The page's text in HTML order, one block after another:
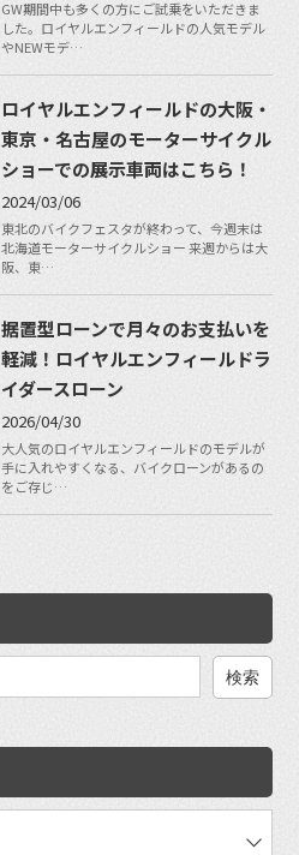
GW期間中も多くの方にご試乗をいただきま
した。ロイヤルエンフィールドの人気モデル
やNEWモデ…
ロイヤルエンフィールドの大阪・
東京・名古屋のモーターサイクル
ショーでの展示車両はこちら！
2024/03/06
東北のバイクフェスタが終わって、今週末は
北海道モーターサイクルショー 来週からは大
阪、東…
据置型ローンで月々のお支払いを
軽減！ロイヤルエンフィールドラ
イダースローン
2026/04/30
大人気のロイヤルエンフィールドのモデルが
手に入れやすくなる、バイクローンがあるの
をご存じ…